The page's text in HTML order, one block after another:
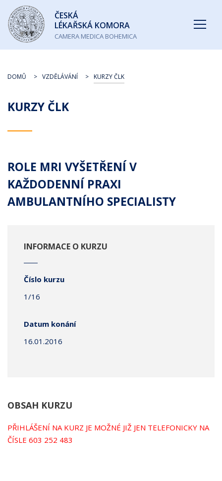
Česká
lékařská
komora
ČESKÁ
LÉKAŘSKÁ KOMORA
CAMERA MEDICA BOHEMICA
KURZY ČLK
DOMŮ VZDĚLÁVÁNÍ KURZY ČLK
ROLE MRI VYŠETŘENÍ V
KAŽDODENNÍ PRAXI
AMBULANTNÍHO SPECIALISTY
INFORMACE O KURZU
Číslo kurzu
1/16
Datum konání
16.01.2016
OBSAH KURZU
PŘIHLÁŠENÍ NA KURZ JE MOŽNÉ JIŽ JEN TELEFONICKY NA
ČÍSLE 603 252 483